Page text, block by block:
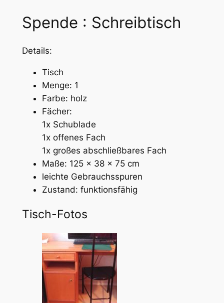
Spende : Schreibtisch
Details:
Tisch
Menge: 1
Farbe: holz
Fächer:
1x Schublade
1x offenes Fach
1x großes abschließbares Fach
Maße: 125 x 38 x 75 cm
leichte Gebrauchsspuren
Zustand: funktionsfähig
Tisch-Fotos